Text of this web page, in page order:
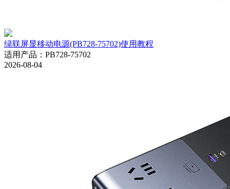
绿联屏显移动电源(PB728-75702)使用教程
适用产品 ： PB728-75702
2026-08-04